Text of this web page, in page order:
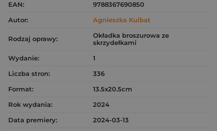
EAN:
9788367690850
Autor:
Agnieszka Kulbat
Rodzaj oprawy:
Okładka broszurowa ze
skrzydełkami
Wydanie:
1
Liczba stron:
336
Format:
13.5x20.5cm
Rok wydania:
2024
Data premiery:
2024-03-13